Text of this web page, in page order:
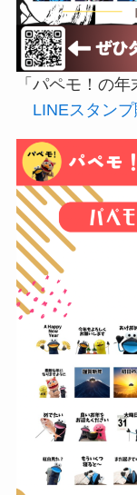
「パペモ！の
LINEスタン